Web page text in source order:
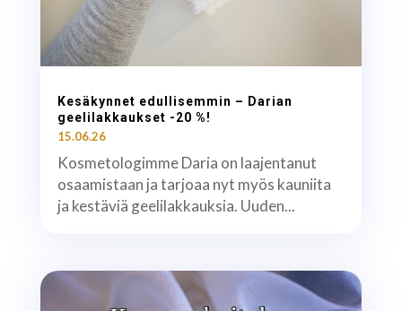
Kesäkynnet edullisemmin – Darian
geelilakkaukset -20 %!
15.06.26
Kosmetologimme Daria on laajentanut
osaamistaan ja tarjoaa nyt myös kauniita
ja kestäviä geelilakkauksia. Uuden...